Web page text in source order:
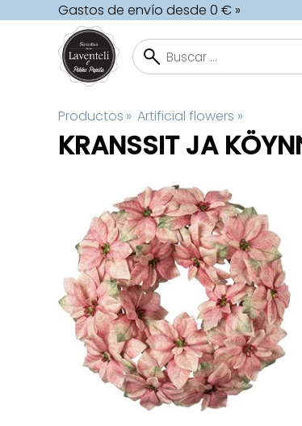
Gastos de envío desde 0 € »
Productos ‪» Artificial flowers ‪»
KRANSSIT JA